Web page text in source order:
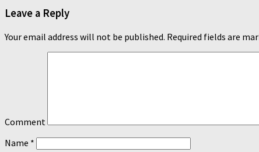
Leave a Reply
Your email address will not be published. Required fields are
Comment
Name *